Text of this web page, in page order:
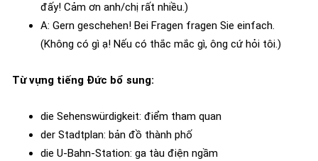
đấy! Cảm ơn anh/chị rất nhiều.)
A: Gern geschehen! Bei Fragen fragen Sie einfach.
(Không có gì ạ! Nếu có thắc mắc gì, ông cứ hỏi tôi.)
Từ vựng tiếng Đức bổ sung:
die Sehenswürdigkeit: điểm tham quan
der Stadtplan: bản đồ thành phố
die U-Bahn-Station: ga tàu điện ngầm